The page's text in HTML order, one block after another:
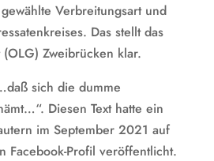
Verbreitungsart und
Das stellt das
Zweibrücken klar.
sich die dumme
Diesen Text hatte ein
im September 2021 auf
Facebook-Profil veröffentlicht.